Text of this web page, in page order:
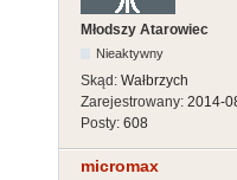
Młodszy Atarowiec
Nieaktywny
Skąd: Wałbrzych
Zarejestrowany: 2014-
Posty: 608
micromax